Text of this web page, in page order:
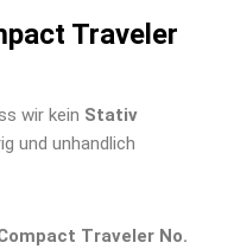
Traveler
wir kein Stativ
und unhandlich
Traveler No.